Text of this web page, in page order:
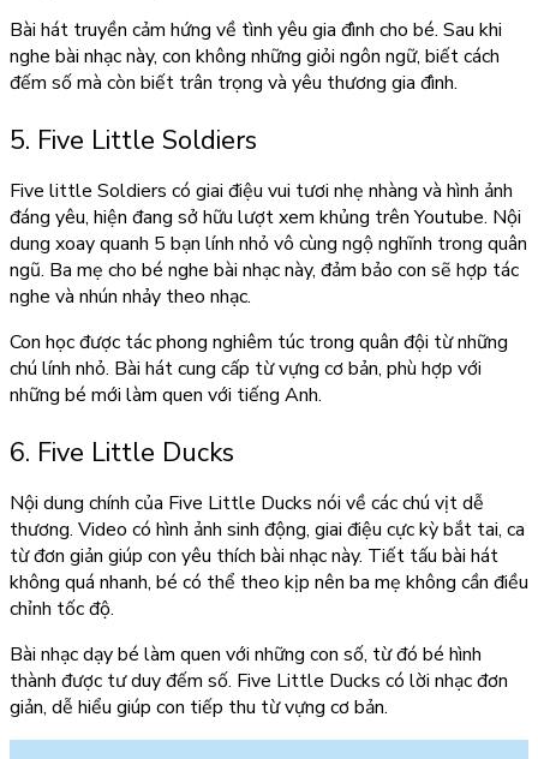
Bài hát truyền cảm hứng về tình yêu gia đình cho bé. Sau khi
nghe bài nhạc này, con không những giỏi ngôn ngữ, biết cách
đếm số mà còn biết trân trọng và yêu thương gia đình.
5. Five Little Soldiers
Five little Soldiers có giai điệu vui tươi nhẹ nhàng và hình ảnh
đáng yêu, hiện đang sở hữu lượt xem khủng trên Youtube. Nội
dung xoay quanh 5 bạn lính nhỏ vô cùng ngộ nghĩnh trong quân
ngũ. Ba mẹ cho bé nghe bài nhạc này, đảm bảo con sẽ hợp tác
nghe và nhún nhảy theo nhạc.
Con học được tác phong nghiêm túc trong quân đội từ những
chú lính nhỏ. Bài hát cung cấp từ vựng cơ bản, phù hợp với
những bé mới làm quen với tiếng Anh.
6. Five Little Ducks
Nội dung chính của Five Little Ducks nói về các chú vịt dễ
thương. Video có hình ảnh sinh động, giai điệu cực kỳ bắt tai, ca
từ đơn giản giúp con yêu thích bài nhạc này. Tiết tấu bài hát
không quá nhanh, bé có thể theo kịp nên ba mẹ không cần điều
chỉnh tốc độ.
Bài nhạc dạy bé làm quen với những con số, từ đó bé hình
thành được tư duy đếm số. Five Little Ducks có lời nhạc đơn
giản, dễ hiểu giúp con tiếp thu từ vựng cơ bản.